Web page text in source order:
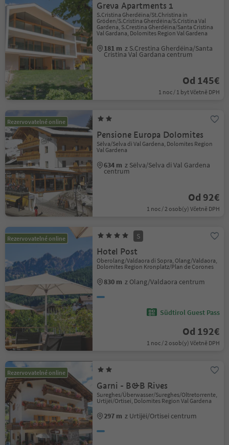
Greva Apartments 1
S.Cristina Gherdëina/St.Christina in
Gröden/S.Cristina Gherdëina/S.Cristina Val
Gardena, S.Crestina Gherdëina/Santa Cristina
Val Gardana, Dolomites Region Val Gardena
181 m z S.Crestina Gherdëina/Santa
Cristina Val Gardana centrum
Od 145€
1 noc / 1 byt Včetně DPH
Rezervovatelné online
Pensione Europa Dolomites
Sëlva/Selva di Val Gardena, Dolomites Region
Val Gardena
634 m z Sëlva/Selva di Val Gardena
centrum
Od 92€
1 noc / 2 osob(y) Včetně DPH
Rezervovatelné online S
Hotel Post
Oberolang/Valdaora di Sopra, Olang/Valdaora,
Dolomites Region Kronplatz/Plan de Corones
830 m z Olang/Valdaora centrum
Südtirol Guest Pass
Od 192€
1 noc / 2 osob(y) Včetně DPH
Rezervovatelné online
Garni - B&B Rives
Sureghes/Überwasser/Sureghes/Oltretorrente,
Urtijëi/Ortisei, Dolomites Region Val Gardena
297 m z Urtijëi/Ortisei centrum